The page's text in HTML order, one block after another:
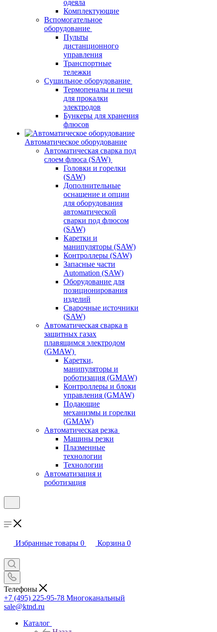
одеяла
Комплектующие
Вспомогательное
оборудование
Пульты
дистанционного
управления
Транспортные
тележки
Сушильное оборудование
Термопеналы и печи
для прокалки
электродов
Бункеры для хранения
флюсов
Автоматическое оборудование
Автоматическая сварка под
слоем флюса (SAW)
Головки и горелки
(SAW)
Дополнительные
оснащение и опции
для оборудования
автоматической
сварки под флюсом
(SAW)
Каретки и
манипуляторы (SAW)
Контроллеры (SAW)
Запасные части
Automation (SAW)
Оборудование для
позиционирования
изделий
Сварочные источники
(SAW)
Автоматическая сварка в
защитных газах
плавящимся электродом
(GMAW)
Каретки,
манипуляторы и
роботизация (GMAW)
Контроллеры и блоки
управления (GMAW)
Подающие
механизмы и горелки
(GMAW)
Автоматическая резка
Машины резки
Плазменные
технологии
Технологии
Автоматизация и
роботизация
Избранные товары 0 Корзина 0
Телефоны
+7 (495) 225-95-78 Многоканальный
sale@ktnd.ru
Каталог